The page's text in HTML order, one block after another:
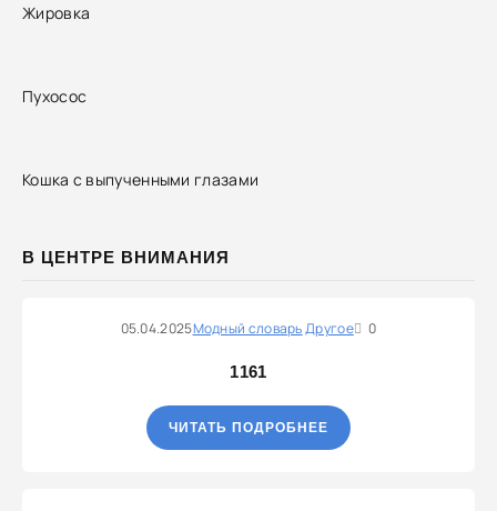
Жировка
Пухосос
Кошка с выпученными глазами
В ЦЕНТРЕ ВНИМАНИЯ
05.04.2025Модный словарьДругое 0
1161
ЧИТАТЬ ПОДРОБНЕЕ